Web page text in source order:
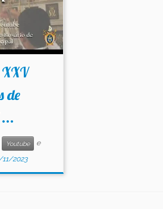
XXV
de
Youtube
e
11/2023